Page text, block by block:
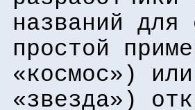
названий
простой
«космос»)
«звезда»)